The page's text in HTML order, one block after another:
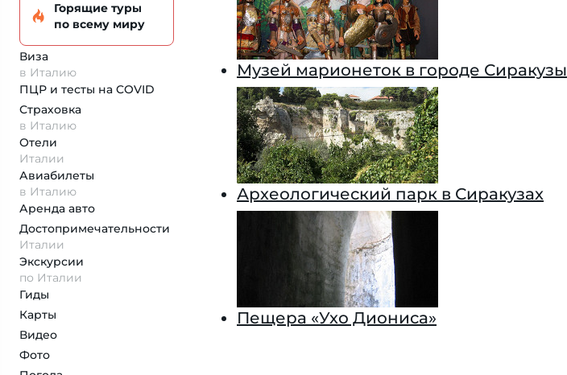
Горящие туры
по всему миру
Виза
в Италию
ПЦР и тесты на COVID
Страховка
в Италию
Отели
Италии
Авиабилеты
в Италию
Аренда авто
Достопримеча­тельности
Италии
Экскурсии
по Италии
Гиды
Карты
Видео
Фото
Музей марионеток в городе Сиракузы
Археологический парк в Сиракузах
Пещера «Ухо Диониса»